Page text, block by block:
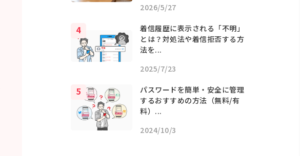
2026/5/27
着信履歴に表示される「不明」
とは？対処法や着信拒否する方
法を...
2025/7/23
パスワードを簡単・安全に管理
するおすすめの方法（無料/有
料）...
2024/10/3